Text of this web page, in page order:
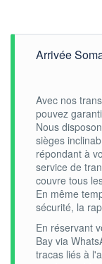
Arrivée
Avec nos
pouvez
Nous
sièges
répondant à
service de
couvre tous
En même
sécurité, la
En réservant
Bay via
tracas liés à